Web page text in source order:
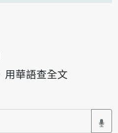
用華語查全文